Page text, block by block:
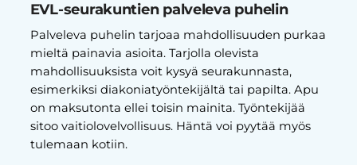
EVL-seurakuntien palveleva puhelin
Palveleva puhelin tarjoaa mahdollisuuden purkaa
mieltä painavia asioita. Tarjolla olevista
mahdollisuuksista voit kysyä seurakunnasta,
esimerkiksi diakoniatyöntekijältä tai papilta. Apu
on maksutonta ellei toisin mainita. Työntekijää
sitoo vaitiolovelvollisuus. Häntä voi pyytää myös
tulemaan kotiin.